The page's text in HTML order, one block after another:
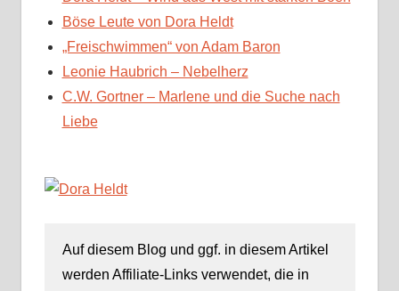
Böse Leute von Dora Heldt
„Freischwimmen“ von Adam Baron
Leonie Haubrich – Nebelherz
C.W. Gortner – Marlene und die Suche nach
Liebe
Auf diesem Blog und ggf. in diesem Artikel
werden Affiliate-Links verwendet, die in